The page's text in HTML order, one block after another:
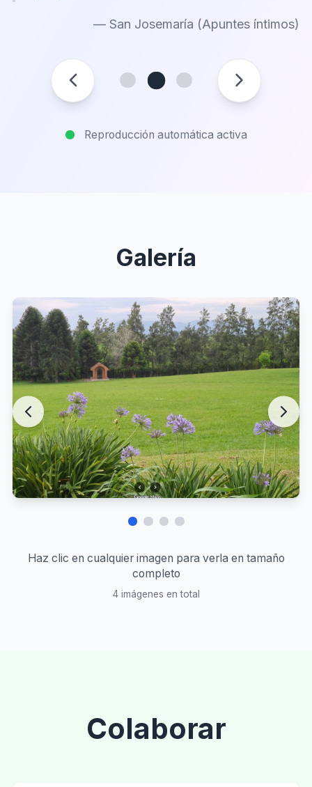
— San Josemaría (Apuntes íntimos)
Reproducción automática activa
Galería
Haz clic en cualquier imagen para verla en tamaño
completo
4imágenes en total
Colaborar